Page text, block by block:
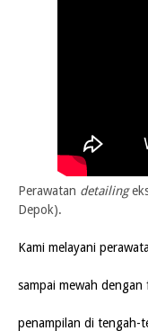
Perawatan detailing
Depok).
Kami melayani
sampai mewah
penampilan di tengah-